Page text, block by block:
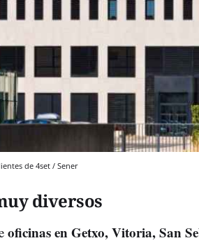
de 4set / Sener
diversos
oficinas en Getxo, Vitoria, San